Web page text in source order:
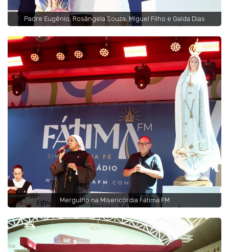
Padre Eugênio, Rosângela Souza, Miguel Filho e Gaída Dias
Mergulho na Misericórdia Fátima FM